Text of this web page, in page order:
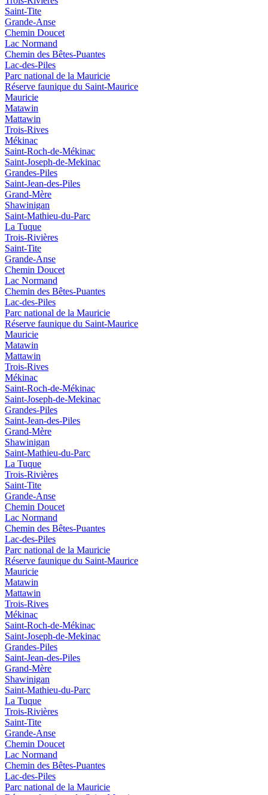
Saint-Tite
Grande-Anse
Chemin Doucet
Lac Normand
Chemin des Bêtes-Puantes
Lac-des-Piles
Parc national de la Mauricie
Réserve faunique du Saint‑Maurice
Mauricie
Matawin
Mattawin
Trois-Rives
Mékinac
Saint-Roch-de-Mékinac
Saint-Joseph-de-Mekinac
Grandes-Piles
Saint-Jean-des-Piles
Grand-Mère
Shawinigan
Saint-Mathieu-du-Parc
La Tuque
Trois-Rivières
Saint-Tite
Grande-Anse
Chemin Doucet
Lac Normand
Chemin des Bêtes-Puantes
Lac-des-Piles
Parc national de la Mauricie
Réserve faunique du Saint‑Maurice
Mauricie
Matawin
Mattawin
Trois-Rives
Mékinac
Saint-Roch-de-Mékinac
Saint-Joseph-de-Mekinac
Grandes-Piles
Saint-Jean-des-Piles
Grand-Mère
Shawinigan
Saint-Mathieu-du-Parc
La Tuque
Trois-Rivières
Saint-Tite
Grande-Anse
Chemin Doucet
Lac Normand
Chemin des Bêtes-Puantes
Lac-des-Piles
Parc national de la Mauricie
Réserve faunique du Saint‑Maurice
Mauricie
Matawin
Mattawin
Trois-Rives
Mékinac
Saint-Roch-de-Mékinac
Saint-Joseph-de-Mekinac
Grandes-Piles
Saint-Jean-des-Piles
Grand-Mère
Shawinigan
Saint-Mathieu-du-Parc
La Tuque
Trois-Rivières
Saint-Tite
Grande-Anse
Chemin Doucet
Lac Normand
Chemin des Bêtes-Puantes
Lac-des-Piles
Parc national de la Mauricie